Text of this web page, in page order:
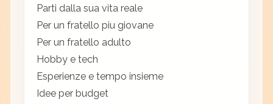
Parti dalla sua vita reale
Per un fratello piu giovane
Per un fratello adulto
Hobby e tech
Esperienze e tempo insieme
Idee per budget